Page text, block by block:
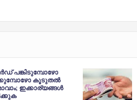
പങ്കിടുമ്പോഴോ
കൂടുതല്‍
ഇക്കാര്യങ്ങള്‍